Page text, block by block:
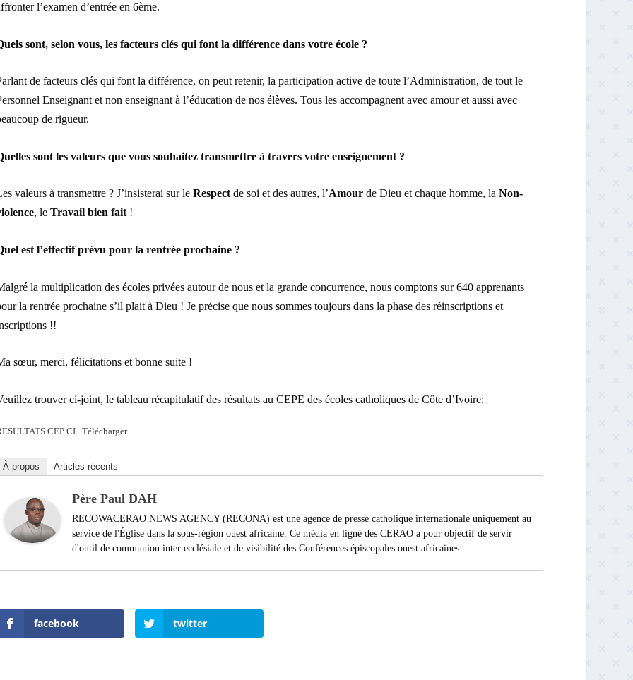
l’examen d’entrée en 6ème.
sont, selon vous, les facteurs clés qui font la différence dans votre école ?
de facteurs clés qui font la différence, on peut retenir, la participation active de toute l’Administration, de tout le
Enseignant et non enseignant à l’éducation de nos élèves. Tous les accompagnent avec amour et aussi avec
de rigueur.
sont les valeurs que vous souhaitez transmettre à travers votre enseignement ?
valeurs à transmettre ? J’insisterai sur le Respectde soi et des autres, l’Amourde Dieu et chaque homme, la Non-
, le Travail bien fait!
est l’effectif prévu pour la rentrée prochaine ?
la multiplication des écoles privées autour de nous et la grande concurrence, nous comptons sur 640 apprenants
la rentrée prochaine s’il plait à Dieu ! Je précise que nous sommes toujours dans la phase des réinscriptions et
!!
sœur, merci, félicitations et bonne suite !
trouver ci-joint, le tableau récapitulatif des résultats au CEPE des écoles catholiques de Côte d’Ivoire:
CEP CI Télécharger
À propos Articles récents
Père Paul DAH
RECOWACERAO NEWS AGENCY (RECONA) est une agence de presse catholique internationale uniquement au
service de l'Église dans la sous-région ouest africaine. Ce média en ligne des CERAO a pour objectif de servir
d'outil de communion inter ecclésiale et de visibilité des Conférences épiscopales ouest africaines.
facebook twitter